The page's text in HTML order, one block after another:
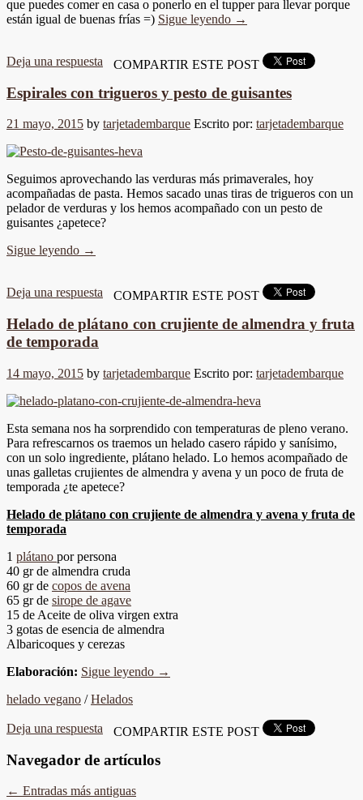
que puedes comer en casa o ponerlo en el tupper para llevar porque
están igual de buenas frías =) Sigue leyendo →
Deja una respuesta COMPARTIR ESTE POST
Espirales con trigueros y pesto de guisantes
21 mayo, 2015 by tarjetadembarque Escrito por: tarjetadembarque
Seguimos aprovechando las verduras más primaverales, hoy
acompañadas de pasta. Hemos sacado unas tiras de trigueros con un
pelador de verduras y los hemos acompañado con un pesto de
guisantes ¿apetece?
Sigue leyendo →
Deja una respuesta COMPARTIR ESTE POST
Helado de plátano con crujiente de almendra y fruta
de temporada
14 mayo, 2015 by tarjetadembarque Escrito por: tarjetadembarque
Esta semana nos ha sorprendido con temperaturas de pleno verano.
Para refrescarnos os traemos un helado casero rápido y sanísimo,
con un solo ingrediente, plátano helado. Lo hemos acompañado de
unas galletas crujientes de almendra y avena y un poco de fruta de
temporada ¿te apetece?
Helado de plátano con crujiente de almendra y avena y fruta de
temporada
1 plátano por persona
40 gr de almendra cruda
60 gr de copos de avena
65 gr de sirope de agave
15 de Aceite de oliva virgen extra
3 gotas de esencia de almendra
Albaricoques y cerezas
Elaboración: Sigue leyendo →
helado vegano /Helados
Deja una respuesta COMPARTIR ESTE POST
Navegador de artículos
← Entradas más antiguas